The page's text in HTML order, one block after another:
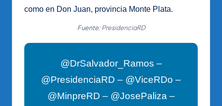
como en Don Juan, provincia Monte Plata.
Fuente:PresidenciaRD
@DrSalvador_Ramos –
@PresidenciaRD – @ViceRDo –
@MinpreRD – @JosePaliza –